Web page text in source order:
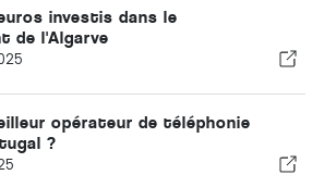
investis dans le
de l'Algarve
opérateur de téléphonie
?